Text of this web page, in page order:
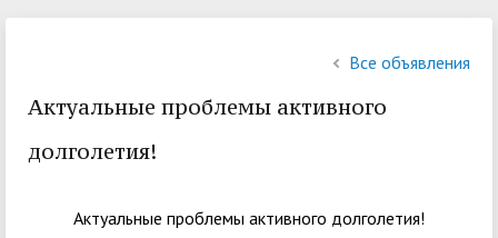
Все объявления
Актуальные проблемы активного
долголетия!
Актуальные проблемы активного долголетия!